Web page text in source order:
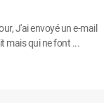
J'ai envoyé un e-mail
mais qui ne font ...